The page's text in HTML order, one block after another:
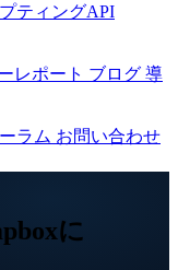
ティングAPI
レポート ブログ 導
ラム お問い合わせ
に